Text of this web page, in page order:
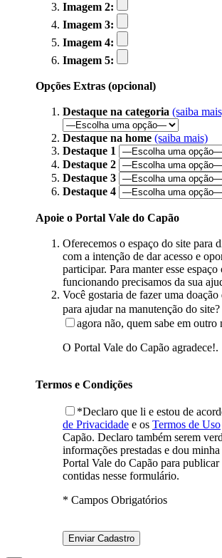
Imagem 2:
Imagem 3:
Imagem 4:
Imagem 5:
Opções Extras (opcional)
Destaque na categoria (saiba
Destaque na home (saiba mais)
Destaque 1
Destaque 2
Destaque 3
Destaque 4
Apoie o Portal Vale do Capão
Oferecemos o espaço do site para
com a intenção de dar acesso e
participar. Para manter esse
funcionando precisamos da sua
Você gostaria de fazer uma
para ajudar na manutenção do site?
agora não, quem sabe em outro
O Portal Vale do Capão agradece!.
Termos e Condições
*Declaro que li e estou de
de Privacidade e os Termos de Uso
Capão. Declaro também serem
informações prestadas e dou
Portal Vale do Capão para publicar
contidas nesse formulário.
* Campos Obrigatórios